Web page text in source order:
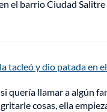
el barrio Ciudad Salitre
tacleó y dio patada en
quería llamar a algún
cosas, ella